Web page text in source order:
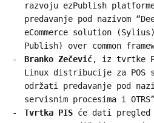
razvoju ezPublish
predavanje pod nazivom
eCommerce solution
Publish) over common
Branko Zečević, iz tvrtke
Linux distribucije za POS
održati predavanje pod
servisnim procesima i
Tvrtka PIS će dati pregled